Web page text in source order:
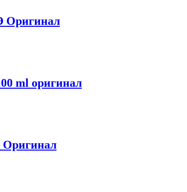
Оригинал
ml оригинал
Оригинал